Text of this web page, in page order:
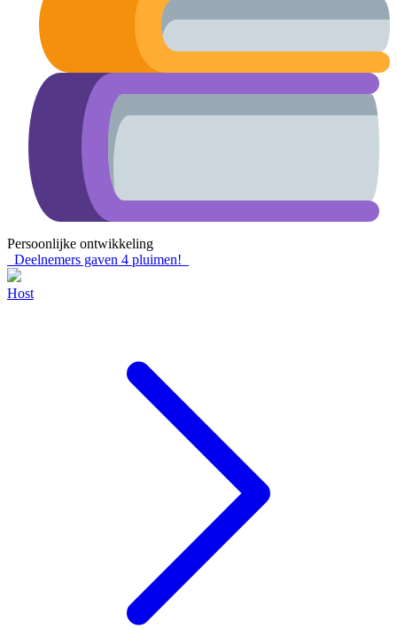
Persoonlijke ontwikkeling
Deelnemers gaven 4 pluimen!
Host